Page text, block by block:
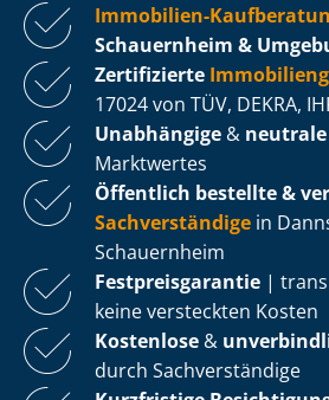
Immobilien-
Schauernheim &
Zertifizierte
17024 von TÜV, DEKRA,
Unabhängige & neutrale
Marktwertes
Öffentlich bestellte &
Sachverständige in
Schauernheim
Fest­preis­ga­ran­tie |
keine versteckten Kosten
Kostenlose &
durch Sachverständige